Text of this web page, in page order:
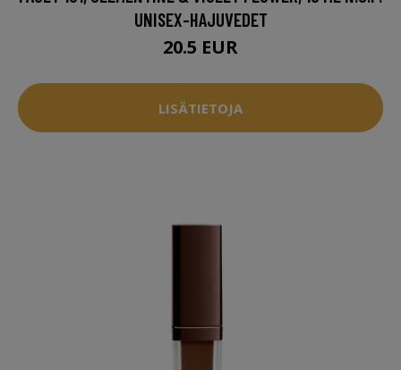
UNISEX-HAJUVEDET
20.5 EUR
LISÄTIETOJA